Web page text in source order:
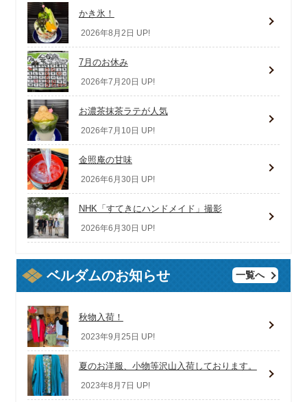
かき氷！
2026年8月2日 UP!
7月のお休み
2026年7月20日 UP!
お濃茶抹茶ラテが人気
2026年7月10日 UP!
金照庵の甘味
2026年6月30日 UP!
NHK「すてきにハンドメイド」撮影
2026年6月30日 UP!
ベルダムのお知らせ 一覧へ
秋物入荷！
2023年9月25日 UP!
夏のお洋服、小物等沢山入荷しております。
2023年8月7日 UP!